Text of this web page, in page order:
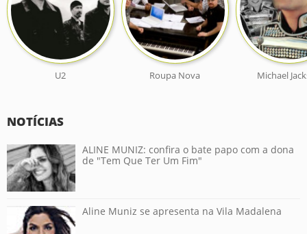
U2 Roupa Nova Michael
NOTÍCIAS
ALINE MUNIZ: confira o bate papo com a dona
de "Tem Que Ter Um Fim"
Aline Muniz se apresenta na Vila Madalena